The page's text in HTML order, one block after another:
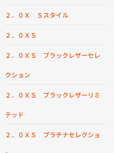
２．０Ｘ Ｓスタイル
２．０ＸＳ
２．０ＸＳ ブラックレザーセレ
クション
２．０ＸＳ ブラックレザーリミ
テッド
２．０ＸＳ プラチナセレクショ